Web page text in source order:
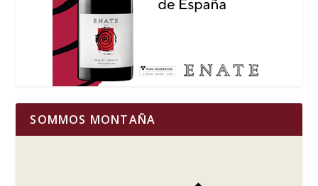
SOMMOS MONTAÑA